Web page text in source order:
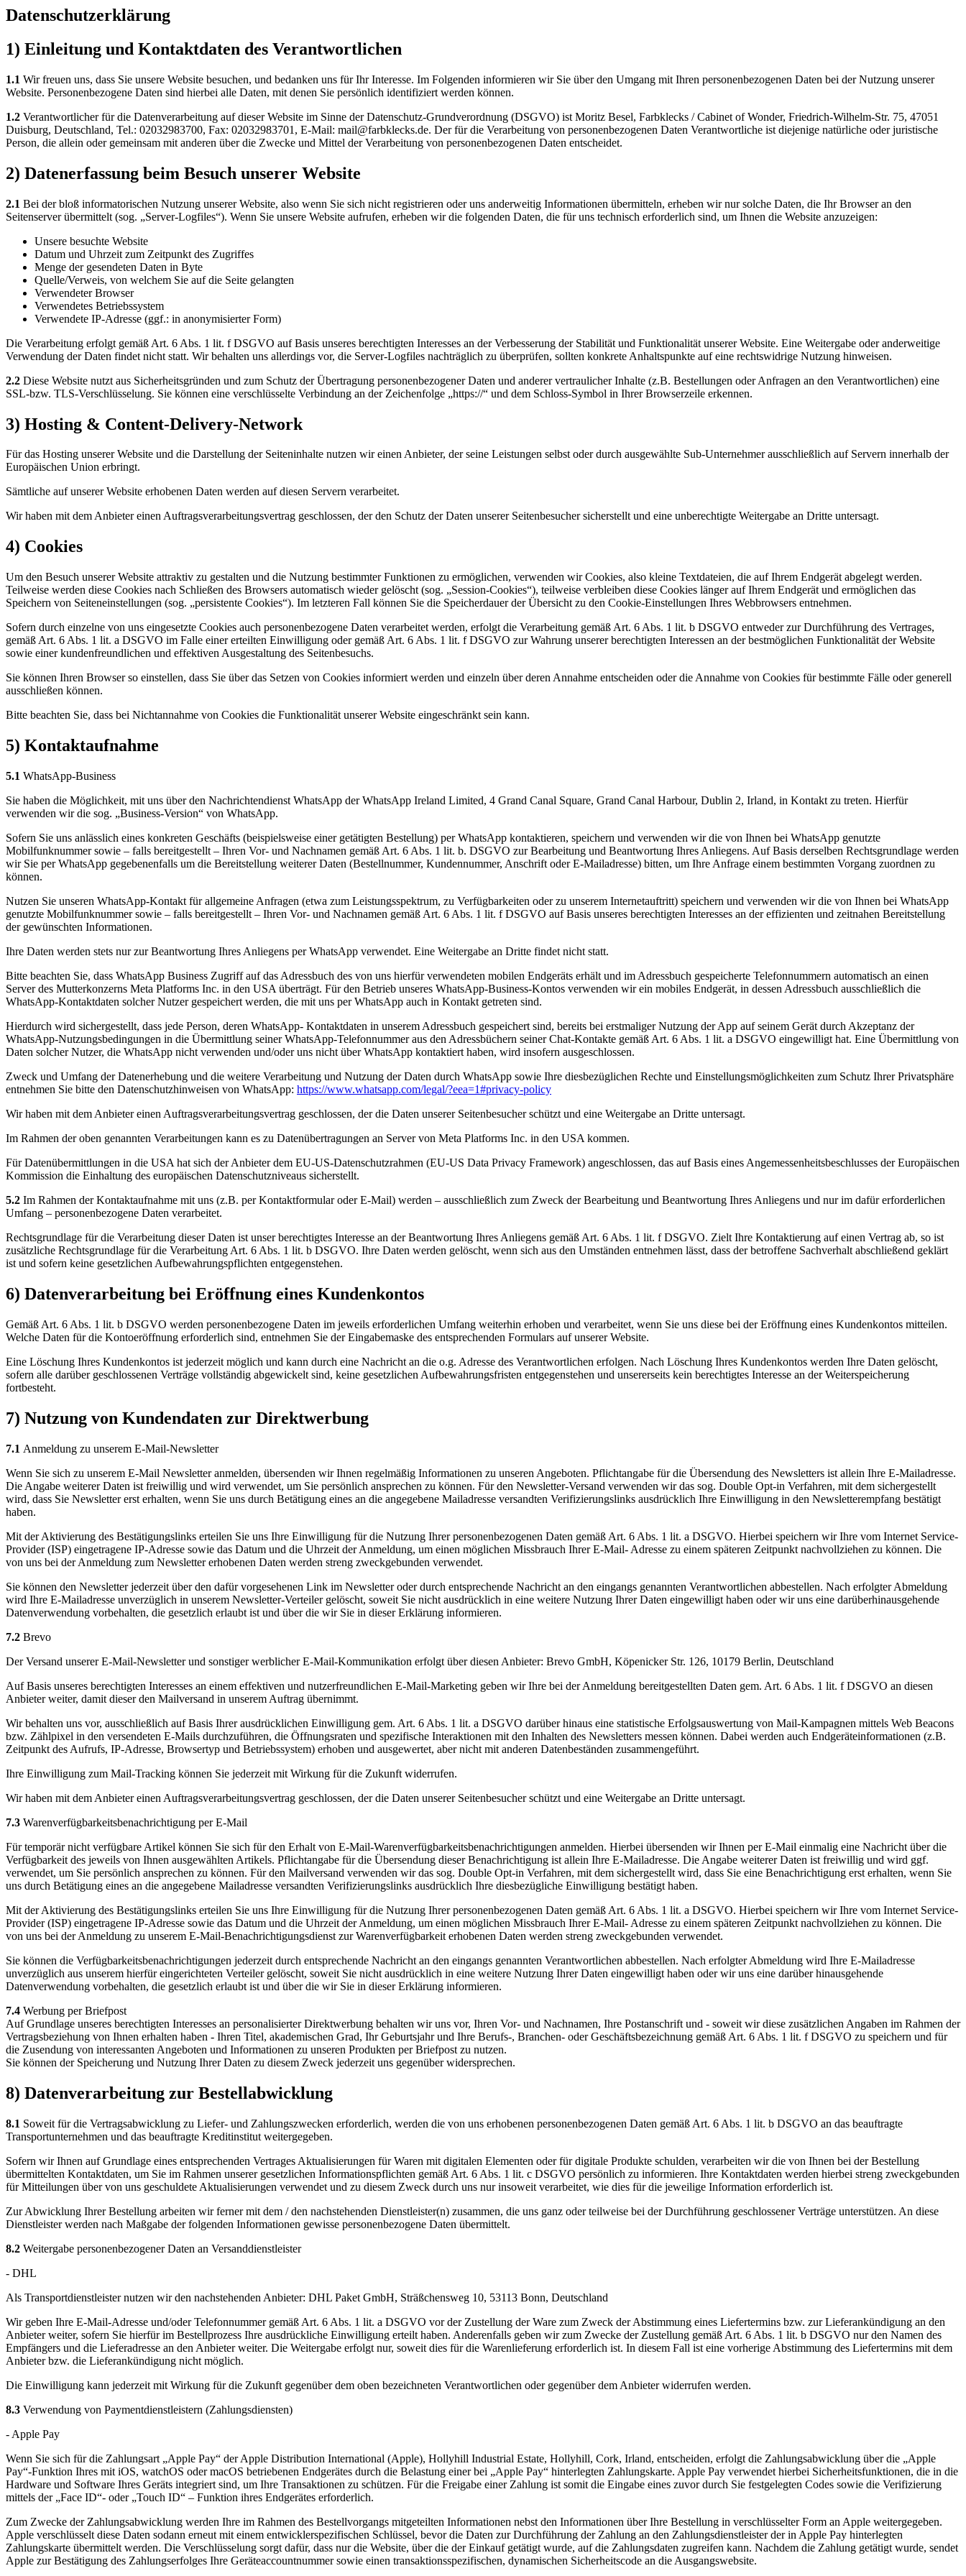
Datenschutzerklärung
1) Einleitung und Kontaktdaten des Verantwortlichen
1.1 Wir freuen uns, dass Sie unsere Website besuchen, und bedanken uns für Ihr Interesse. Im Folgenden informieren wir Sie über den Umgang mit Ihren personenbezogenen Daten bei der Nutzung unserer
Website. Personenbezogene Daten sind hierbei alle Daten, mit denen Sie persönlich identifiziert werden können.
1.2 Verantwortlicher für die Datenverarbeitung auf dieser Website im Sinne der Datenschutz-Grundverordnung (DSGVO) ist Moritz Besel, Farbklecks / Cabinet of Wonder, Friedrich-Wilhelm-Str. 75, 47051
Duisburg, Deutschland, Tel.: 02032983700, Fax: 02032983701, E-Mail: mail@farbklecks.de. Der für die Verarbeitung von personenbezogenen Daten Verantwortliche ist diejenige natürliche oder juristische
Person, die allein oder gemeinsam mit anderen über die Zwecke und Mittel der Verarbeitung von personenbezogenen Daten entscheidet.
2) Datenerfassung beim Besuch unserer Website
2.1 Bei der bloß informatorischen Nutzung unserer Website, also wenn Sie sich nicht registrieren oder uns anderweitig Informationen übermitteln, erheben wir nur solche Daten, die Ihr Browser an den
Seitenserver übermittelt (sog. „Server-Logfiles“). Wenn Sie unsere Website aufrufen, erheben wir die folgenden Daten, die für uns technisch erforderlich sind, um Ihnen die Website anzuzeigen:
Unsere besuchte Website
Datum und Uhrzeit zum Zeitpunkt des Zugriffes
Menge der gesendeten Daten in Byte
Quelle/Verweis, von welchem Sie auf die Seite gelangten
Verwendeter Browser
Verwendetes Betriebssystem
Verwendete IP-Adresse (ggf.: in anonymisierter Form)
Die Verarbeitung erfolgt gemäß Art. 6 Abs. 1 lit. f DSGVO auf Basis unseres berechtigten Interesses an der Verbesserung der Stabilität und Funktionalität unserer Website. Eine Weitergabe oder anderweitige
Verwendung der Daten findet nicht statt. Wir behalten uns allerdings vor, die Server-Logfiles nachträglich zu überprüfen, sollten konkrete Anhaltspunkte auf eine rechtswidrige Nutzung hinweisen.
2.2 Diese Website nutzt aus Sicherheitsgründen und zum Schutz der Übertragung personenbezogener Daten und anderer vertraulicher Inhalte (z.B. Bestellungen oder Anfragen an den Verantwortlichen) eine
SSL-bzw. TLS-Verschlüsselung. Sie können eine verschlüsselte Verbindung an der Zeichenfolge „https://“ und dem Schloss-Symbol in Ihrer Browserzeile erkennen.
3) Hosting & Content-Delivery-Network
Für das Hosting unserer Website und die Darstellung der Seiteninhalte nutzen wir einen Anbieter, der seine Leistungen selbst oder durch ausgewählte Sub-Unternehmer ausschließlich auf Servern innerhalb der
Europäischen Union erbringt.
Sämtliche auf unserer Website erhobenen Daten werden auf diesen Servern verarbeitet.
Wir haben mit dem Anbieter einen Auftragsverarbeitungsvertrag geschlossen, der den Schutz der Daten unserer Seitenbesucher sicherstellt und eine unberechtigte Weitergabe an Dritte untersagt.
4) Cookies
Um den Besuch unserer Website attraktiv zu gestalten und die Nutzung bestimmter Funktionen zu ermöglichen, verwenden wir Cookies, also kleine Textdateien, die auf Ihrem Endgerät abgelegt werden.
Teilweise werden diese Cookies nach Schließen des Browsers automatisch wieder gelöscht (sog. „Session-Cookies“), teilweise verbleiben diese Cookies länger auf Ihrem Endgerät und ermöglichen das
Speichern von Seiteneinstellungen (sog. „persistente Cookies“). Im letzteren Fall können Sie die Speicherdauer der Übersicht zu den Cookie-Einstellungen Ihres Webbrowsers entnehmen.
Sofern durch einzelne von uns eingesetzte Cookies auch personenbezogene Daten verarbeitet werden, erfolgt die Verarbeitung gemäß Art. 6 Abs. 1 lit. b DSGVO entweder zur Durchführung des Vertrages,
gemäß Art. 6 Abs. 1 lit. a DSGVO im Falle einer erteilten Einwilligung oder gemäß Art. 6 Abs. 1 lit. f DSGVO zur Wahrung unserer berechtigten Interessen an der bestmöglichen Funktionalität der Website
sowie einer kundenfreundlichen und effektiven Ausgestaltung des Seitenbesuchs.
Sie können Ihren Browser so einstellen, dass Sie über das Setzen von Cookies informiert werden und einzeln über deren Annahme entscheiden oder die Annahme von Cookies für bestimmte Fälle oder generell
ausschließen können.
Bitte beachten Sie, dass bei Nichtannahme von Cookies die Funktionalität unserer Website eingeschränkt sein kann.
5) Kontaktaufnahme
5.1 WhatsApp-Business
Sie haben die Möglichkeit, mit uns über den Nachrichtendienst WhatsApp der WhatsApp Ireland Limited, 4 Grand Canal Square, Grand Canal Harbour, Dublin 2, Irland, in Kontakt zu treten. Hierfür
verwenden wir die sog. „Business-Version“ von WhatsApp.
Sofern Sie uns anlässlich eines konkreten Geschäfts (beispielsweise einer getätigten Bestellung) per WhatsApp kontaktieren, speichern und verwenden wir die von Ihnen bei WhatsApp genutzte
Mobilfunknummer sowie – falls bereitgestellt – Ihren Vor- und Nachnamen gemäß Art. 6 Abs. 1 lit. b. DSGVO zur Bearbeitung und Beantwortung Ihres Anliegens. Auf Basis derselben Rechtsgrundlage werden
wir Sie per WhatsApp gegebenenfalls um die Bereitstellung weiterer Daten (Bestellnummer, Kundennummer, Anschrift oder E-Mailadresse) bitten, um Ihre Anfrage einem bestimmten Vorgang zuordnen zu
können.
Nutzen Sie unseren WhatsApp-Kontakt für allgemeine Anfragen (etwa zum Leistungsspektrum, zu Verfügbarkeiten oder zu unserem Internetauftritt) speichern und verwenden wir die von Ihnen bei WhatsApp
genutzte Mobilfunknummer sowie – falls bereitgestellt – Ihren Vor- und Nachnamen gemäß Art. 6 Abs. 1 lit. f DSGVO auf Basis unseres berechtigten Interesses an der effizienten und zeitnahen Bereitstellung
der gewünschten Informationen.
Ihre Daten werden stets nur zur Beantwortung Ihres Anliegens per WhatsApp verwendet. Eine Weitergabe an Dritte findet nicht statt.
Bitte beachten Sie, dass WhatsApp Business Zugriff auf das Adressbuch des von uns hierfür verwendeten mobilen Endgeräts erhält und im Adressbuch gespeicherte Telefonnummern automatisch an einen
Server des Mutterkonzerns Meta Platforms Inc. in den USA überträgt. Für den Betrieb unseres WhatsApp-Business-Kontos verwenden wir ein mobiles Endgerät, in dessen Adressbuch ausschließlich die
WhatsApp-Kontaktdaten solcher Nutzer gespeichert werden, die mit uns per WhatsApp auch in Kontakt getreten sind.
Hierdurch wird sichergestellt, dass jede Person, deren WhatsApp- Kontaktdaten in unserem Adressbuch gespeichert sind, bereits bei erstmaliger Nutzung der App auf seinem Gerät durch Akzeptanz der
WhatsApp-Nutzungsbedingungen in die Übermittlung seiner WhatsApp-Telefonnummer aus den Adressbüchern seiner Chat-Kontakte gemäß Art. 6 Abs. 1 lit. a DSGVO eingewilligt hat. Eine Übermittlung von
Daten solcher Nutzer, die WhatsApp nicht verwenden und/oder uns nicht über WhatsApp kontaktiert haben, wird insofern ausgeschlossen.
Zweck und Umfang der Datenerhebung und die weitere Verarbeitung und Nutzung der Daten durch WhatsApp sowie Ihre diesbezüglichen Rechte und Einstellungsmöglichkeiten zum Schutz Ihrer Privatsphäre
entnehmen Sie bitte den Datenschutzhinweisen von WhatsApp: https://www.whatsapp.com/legal/?eea=1#privacy-policy
Wir haben mit dem Anbieter einen Auftragsverarbeitungsvertrag geschlossen, der die Daten unserer Seitenbesucher schützt und eine Weitergabe an Dritte untersagt.
Im Rahmen der oben genannten Verarbeitungen kann es zu Datenübertragungen an Server von Meta Platforms Inc. in den USA kommen.
Für Datenübermittlungen in die USA hat sich der Anbieter dem EU-US-Datenschutzrahmen (EU-US Data Privacy Framework) angeschlossen, das auf Basis eines Angemessenheitsbeschlusses der Europäischen
Kommission die Einhaltung des europäischen Datenschutzniveaus sicherstellt.
5.2 Im Rahmen der Kontaktaufnahme mit uns (z.B. per Kontaktformular oder E-Mail) werden – ausschließlich zum Zweck der Bearbeitung und Beantwortung Ihres Anliegens und nur im dafür erforderlichen
Umfang – personenbezogene Daten verarbeitet.
Rechtsgrundlage für die Verarbeitung dieser Daten ist unser berechtigtes Interesse an der Beantwortung Ihres Anliegens gemäß Art. 6 Abs. 1 lit. f DSGVO. Zielt Ihre Kontaktierung auf einen Vertrag ab, so ist
zusätzliche Rechtsgrundlage für die Verarbeitung Art. 6 Abs. 1 lit. b DSGVO. Ihre Daten werden gelöscht, wenn sich aus den Umständen entnehmen lässt, dass der betroffene Sachverhalt abschließend geklärt
ist und sofern keine gesetzlichen Aufbewahrungspflichten entgegenstehen.
6) Datenverarbeitung bei Eröffnung eines Kundenkontos
Gemäß Art. 6 Abs. 1 lit. b DSGVO werden personenbezogene Daten im jeweils erforderlichen Umfang weiterhin erhoben und verarbeitet, wenn Sie uns diese bei der Eröffnung eines Kundenkontos mitteilen.
Welche Daten für die Kontoeröffnung erforderlich sind, entnehmen Sie der Eingabemaske des entsprechenden Formulars auf unserer Website.
Eine Löschung Ihres Kundenkontos ist jederzeit möglich und kann durch eine Nachricht an die o.g. Adresse des Verantwortlichen erfolgen. Nach Löschung Ihres Kundenkontos werden Ihre Daten gelöscht,
sofern alle darüber geschlossenen Verträge vollständig abgewickelt sind, keine gesetzlichen Aufbewahrungsfristen entgegenstehen und unsererseits kein berechtigtes Interesse an der Weiterspeicherung
fortbesteht.
7) Nutzung von Kundendaten zur Direktwerbung
7.1 Anmeldung zu unserem E-Mail-Newsletter
Wenn Sie sich zu unserem E-Mail Newsletter anmelden, übersenden wir Ihnen regelmäßig Informationen zu unseren Angeboten. Pflichtangabe für die Übersendung des Newsletters ist allein Ihre E-Mailadresse.
Die Angabe weiterer Daten ist freiwillig und wird verwendet, um Sie persönlich ansprechen zu können. Für den Newsletter-Versand verwenden wir das sog. Double Opt-in Verfahren, mit dem sichergestellt
wird, dass Sie Newsletter erst erhalten, wenn Sie uns durch Betätigung eines an die angegebene Mailadresse versandten Verifizierungslinks ausdrücklich Ihre Einwilligung in den Newsletterempfang bestätigt
haben.
Mit der Aktivierung des Bestätigungslinks erteilen Sie uns Ihre Einwilligung für die Nutzung Ihrer personenbezogenen Daten gemäß Art. 6 Abs. 1 lit. a DSGVO. Hierbei speichern wir Ihre vom Internet Service-
Provider (ISP) eingetragene IP-Adresse sowie das Datum und die Uhrzeit der Anmeldung, um einen möglichen Missbrauch Ihrer E-Mail- Adresse zu einem späteren Zeitpunkt nachvollziehen zu können. Die
von uns bei der Anmeldung zum Newsletter erhobenen Daten werden streng zweckgebunden verwendet.
Sie können den Newsletter jederzeit über den dafür vorgesehenen Link im Newsletter oder durch entsprechende Nachricht an den eingangs genannten Verantwortlichen abbestellen. Nach erfolgter Abmeldung
wird Ihre E-Mailadresse unverzüglich in unserem Newsletter-Verteiler gelöscht, soweit Sie nicht ausdrücklich in eine weitere Nutzung Ihrer Daten eingewilligt haben oder wir uns eine darüberhinausgehende
Datenverwendung vorbehalten, die gesetzlich erlaubt ist und über die wir Sie in dieser Erklärung informieren.
7.2 Brevo
Der Versand unserer E-Mail-Newsletter und sonstiger werblicher E-Mail-Kommunikation erfolgt über diesen Anbieter: Brevo GmbH, Köpenicker Str. 126, 10179 Berlin, Deutschland
Auf Basis unseres berechtigten Interesses an einem effektiven und nutzerfreundlichen E-Mail-Marketing geben wir Ihre bei der Anmeldung bereitgestellten Daten gem. Art. 6 Abs. 1 lit. f DSGVO an diesen
Anbieter weiter, damit dieser den Mailversand in unserem Auftrag übernimmt.
Wir behalten uns vor, ausschließlich auf Basis Ihrer ausdrücklichen Einwilligung gem. Art. 6 Abs. 1 lit. a DSGVO darüber hinaus eine statistische Erfolgsauswertung von Mail-Kampagnen mittels Web Beacons
bzw. Zählpixel in den versendeten E-Mails durchzuführen, die Öffnungsraten und spezifische Interaktionen mit den Inhalten des Newsletters messen können. Dabei werden auch Endgeräteinformationen (z.B.
Zeitpunkt des Aufrufs, IP-Adresse, Browsertyp und Betriebssystem) erhoben und ausgewertet, aber nicht mit anderen Datenbeständen zusammengeführt.
Ihre Einwilligung zum Mail-Tracking können Sie jederzeit mit Wirkung für die Zukunft widerrufen.
Wir haben mit dem Anbieter einen Auftragsverarbeitungsvertrag geschlossen, der die Daten unserer Seitenbesucher schützt und eine Weitergabe an Dritte untersagt.
7.3 Warenverfügbarkeitsbenachrichtigung per E-Mail
Für temporär nicht verfügbare Artikel können Sie sich für den Erhalt von E-Mail-Warenverfügbarkeitsbenachrichtigungen anmelden. Hierbei übersenden wir Ihnen per E-Mail einmalig eine Nachricht über die
Verfügbarkeit des jeweils von Ihnen ausgewählten Artikels. Pflichtangabe für die Übersendung dieser Benachrichtigung ist allein Ihre E-Mailadresse. Die Angabe weiterer Daten ist freiwillig und wird ggf.
verwendet, um Sie persönlich ansprechen zu können. Für den Mailversand verwenden wir das sog. Double Opt-in Verfahren, mit dem sichergestellt wird, dass Sie eine Benachrichtigung erst erhalten, wenn Sie
uns durch Betätigung eines an die angegebene Mailadresse versandten Verifizierungslinks ausdrücklich Ihre diesbezügliche Einwilligung bestätigt haben.
Mit der Aktivierung des Bestätigungslinks erteilen Sie uns Ihre Einwilligung für die Nutzung Ihrer personenbezogenen Daten gemäß Art. 6 Abs. 1 lit. a DSGVO. Hierbei speichern wir Ihre vom Internet Service-
Provider (ISP) eingetragene IP-Adresse sowie das Datum und die Uhrzeit der Anmeldung, um einen möglichen Missbrauch Ihrer E-Mail- Adresse zu einem späteren Zeitpunkt nachvollziehen zu können. Die
von uns bei der Anmeldung zu unserem E-Mail-Benachrichtigungsdienst zur Warenverfügbarkeit erhobenen Daten werden streng zweckgebunden verwendet.
Sie können die Verfügbarkeitsbenachrichtigungen jederzeit durch entsprechende Nachricht an den eingangs genannten Verantwortlichen abbestellen. Nach erfolgter Abmeldung wird Ihre E-Mailadresse
unverzüglich aus unserem hierfür eingerichteten Verteiler gelöscht, soweit Sie nicht ausdrücklich in eine weitere Nutzung Ihrer Daten eingewilligt haben oder wir uns eine darüber hinausgehende
Datenverwendung vorbehalten, die gesetzlich erlaubt ist und über die wir Sie in dieser Erklärung informieren.
7.4 Werbung per Briefpost
Auf Grundlage unseres berechtigten Interesses an personalisierter Direktwerbung behalten wir uns vor, Ihren Vor- und Nachnamen, Ihre Postanschrift und - soweit wir diese zusätzlichen Angaben im Rahmen der
Vertragsbeziehung von Ihnen erhalten haben - Ihren Titel, akademischen Grad, Ihr Geburtsjahr und Ihre Berufs-, Branchen- oder Geschäftsbezeichnung gemäß Art. 6 Abs. 1 lit. f DSGVO zu speichern und für
die Zusendung von interessanten Angeboten und Informationen zu unseren Produkten per Briefpost zu nutzen.
Sie können der Speicherung und Nutzung Ihrer Daten zu diesem Zweck jederzeit uns gegenüber widersprechen.
8) Datenverarbeitung zur Bestellabwicklung
8.1 Soweit für die Vertragsabwicklung zu Liefer- und Zahlungszwecken erforderlich, werden die von uns erhobenen personenbezogenen Daten gemäß Art. 6 Abs. 1 lit. b DSGVO an das beauftragte
Transportunternehmen und das beauftragte Kreditinstitut weitergegeben.
Sofern wir Ihnen auf Grundlage eines entsprechenden Vertrages Aktualisierungen für Waren mit digitalen Elementen oder für digitale Produkte schulden, verarbeiten wir die von Ihnen bei der Bestellung
übermittelten Kontaktdaten, um Sie im Rahmen unserer gesetzlichen Informationspflichten gemäß Art. 6 Abs. 1 lit. c DSGVO persönlich zu informieren. Ihre Kontaktdaten werden hierbei streng zweckgebunden
für Mitteilungen über von uns geschuldete Aktualisierungen verwendet und zu diesem Zweck durch uns nur insoweit verarbeitet, wie dies für die jeweilige Information erforderlich ist.
Zur Abwicklung Ihrer Bestellung arbeiten wir ferner mit dem / den nachstehenden Dienstleister(n) zusammen, die uns ganz oder teilweise bei der Durchführung geschlossener Verträge unterstützen. An diese
Dienstleister werden nach Maßgabe der folgenden Informationen gewisse personenbezogene Daten übermittelt.
8.2 Weitergabe personenbezogener Daten an Versanddienstleister
- DHL
Als Transportdienstleister nutzen wir den nachstehenden Anbieter: DHL Paket GmbH, Sträßchensweg 10, 53113 Bonn, Deutschland
Wir geben Ihre E-Mail-Adresse und/oder Telefonnummer gemäß Art. 6 Abs. 1 lit. a DSGVO vor der Zustellung der Ware zum Zweck der Abstimmung eines Liefertermins bzw. zur Lieferankündigung an den
Anbieter weiter, sofern Sie hierfür im Bestellprozess Ihre ausdrückliche Einwilligung erteilt haben. Anderenfalls geben wir zum Zwecke der Zustellung gemäß Art. 6 Abs. 1 lit. b DSGVO nur den Namen des
Empfängers und die Lieferadresse an den Anbieter weiter. Die Weitergabe erfolgt nur, soweit dies für die Warenlieferung erforderlich ist. In diesem Fall ist eine vorherige Abstimmung des Liefertermins mit dem
Anbieter bzw. die Lieferankündigung nicht möglich.
Die Einwilligung kann jederzeit mit Wirkung für die Zukunft gegenüber dem oben bezeichneten Verantwortlichen oder gegenüber dem Anbieter widerrufen werden.
8.3 Verwendung von Paymentdienstleistern (Zahlungsdiensten)
- Apple Pay
Wenn Sie sich für die Zahlungsart „Apple Pay“ der Apple Distribution International (Apple), Hollyhill Industrial Estate, Hollyhill, Cork, Irland, entscheiden, erfolgt die Zahlungsabwicklung über die „Apple
Pay“-Funktion Ihres mit iOS, watchOS oder macOS betriebenen Endgerätes durch die Belastung einer bei „Apple Pay“ hinterlegten Zahlungskarte. Apple Pay verwendet hierbei Sicherheitsfunktionen, die in die
Hardware und Software Ihres Geräts integriert sind, um Ihre Transaktionen zu schützen. Für die Freigabe einer Zahlung ist somit die Eingabe eines zuvor durch Sie festgelegten Codes sowie die Verifizierung
mittels der „Face ID“- oder „Touch ID“ – Funktion ihres Endgerätes erforderlich.
Zum Zwecke der Zahlungsabwicklung werden Ihre im Rahmen des Bestellvorgangs mitgeteilten Informationen nebst den Informationen über Ihre Bestellung in verschlüsselter Form an Apple weitergegeben.
Apple verschlüsselt diese Daten sodann erneut mit einem entwicklerspezifischen Schlüssel, bevor die Daten zur Durchführung der Zahlung an den Zahlungsdienstleister der in Apple Pay hinterlegten
Zahlungskarte übermittelt werden. Die Verschlüsselung sorgt dafür, dass nur die Website, über die der Einkauf getätigt wurde, auf die Zahlungsdaten zugreifen kann. Nachdem die Zahlung getätigt wurde, sendet
Apple zur Bestätigung des Zahlungserfolges Ihre Geräteaccountnummer sowie einen transaktionsspezifischen, dynamischen Sicherheitscode an die Ausgangswebsite.